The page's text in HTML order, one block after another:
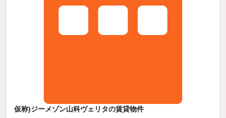
仮称)ジーメゾン山科ヴェリタの賃貸物件